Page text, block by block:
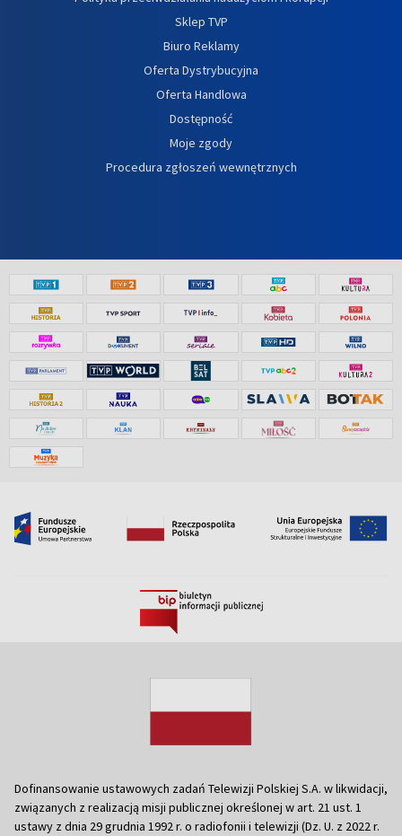
Sklep TVP
Biuro Reklamy
Oferta Dystrybucyjna
Oferta Handlowa
Dostępność
Moje zgody
Procedura zgłoszeń wewnętrznych
Dofinansowanie ustawowych zadań Telewizji Polskiej S.A. w likwidacji,
związanych z realizacją misji publicznej określonej w art. 21 ust. 1
ustawy z dnia 29 grudnia 1992 r. o radiofonii i telewizji (Dz. U. z 2022 r.